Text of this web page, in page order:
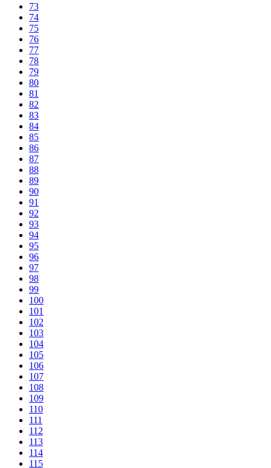
73
74
75
76
77
78
79
80
81
82
83
84
85
86
87
88
89
90
91
92
93
94
95
96
97
98
99
100
101
102
103
104
105
106
107
108
109
110
111
112
113
114
115